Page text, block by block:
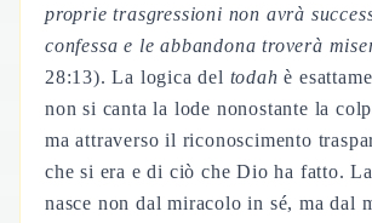
proprie trasgressioni non avrà
confessa e le abbandona troverà
28:13). La logica del todah è
non si canta la lode nonostante la
ma attraverso il riconoscimento
che si era e di ciò che Dio ha fatto.
nasce non dal miracolo in sé, ma dal